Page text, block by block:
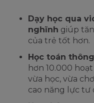
Dạy học qua
nghĩnh giúp
của trẻ tốt hơn.
Học toán
hơn 10.000
vừa học, vừa
cao năng lực tư